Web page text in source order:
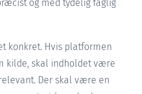
og med tydelig faglig
konkret. Hvis platformen
kilde, skal indholdet være
Der skal være en